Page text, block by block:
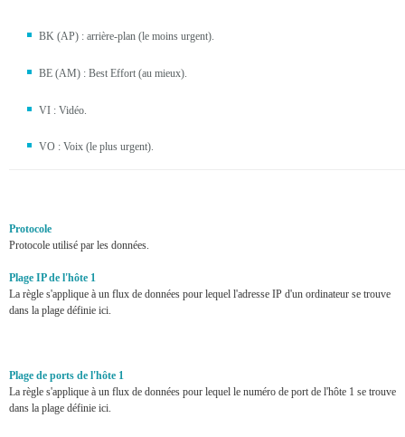
BK (AP) : arrière-plan (le moins urgent).
BE (AM) : Best Effort (au mieux).
VI : Vidéo.
VO : Voix (le plus urgent).
Protocole
Protocole utilisé par les données.
Plage IP de l'hôte 1
La règle s'applique à un flux de données pour lequel l'adresse IP d'un ordinateur se trouve
dans la plage définie ici.
Plage de ports de l'hôte 1
La règle s'applique à un flux de données pour lequel le numéro de port de l'hôte 1 se trouve
dans la plage définie ici.